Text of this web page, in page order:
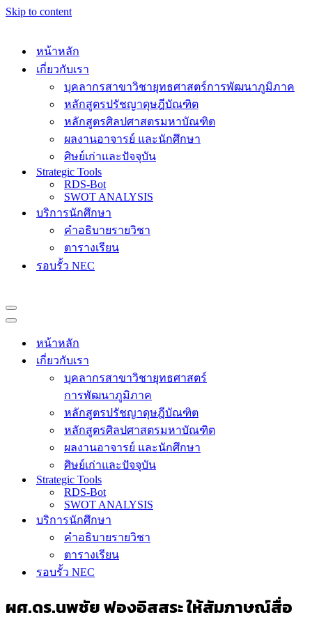
Skip to content
หน้าหลัก
เกี่ยวกับเรา
บุคลากรสาขาวิชายุทธศาสตร์การพัฒนาภูมิภาค
หลักสูตรปรัชญาดุษฎีบัณฑิต
หลักสูตรศิลปศาสตรมหาบัณฑิต
ผลงานอาจารย์ และนักศึกษา
ศิษย์เก่าและปัจจุบัน
Strategic Tools
RDS-Bot
SWOT ANALYSIS
บริการนักศึกษา
คำอธิบายรายวิชา
ตารางเรียน
รอบรั้ว NEC
Navigation
Menu
Navigation
หน้าหลัก
เกี่ยวกับเรา
บุคลากรสาขาวิชายุทธศาสตร์
การพัฒนาภูมิภาค
หลักสูตรปรัชญาดุษฎีบัณฑิต
หลักสูตรศิลปศาสตรมหาบัณฑิต
ผลงานอาจารย์ และนักศึกษา
ศิษย์เก่าและปัจจุบัน
Strategic Tools
RDS-Bot
SWOT ANALYSIS
บริการนักศึกษา
คำอธิบายรายวิชา
ตารางเรียน
รอบรั้ว NEC
ผศ.ดร.นพชัย ฟองอิสสระ ให้สัมภาษณ์สื่อ